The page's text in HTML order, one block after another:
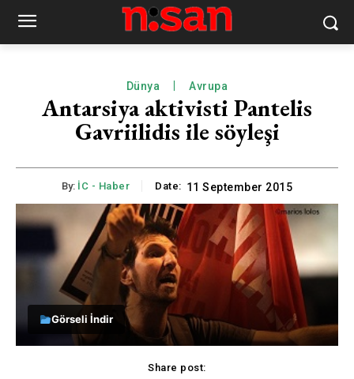
Dünya Avrupa
Antarsiya aktivisti Pantelis
Gavriilidis ile söyleşi
By: İC - Haber Date: 11 September 2015
Görseli İndir
Share post: